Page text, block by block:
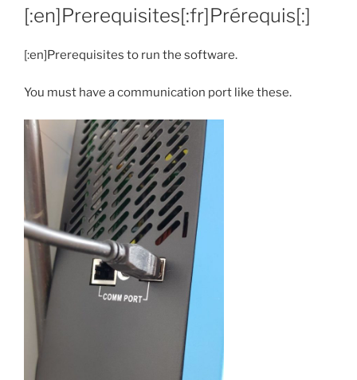
LE
[:en]Prerequisites[:fr]Prérequis[:]
[:en]Prerequisites to run the software.
You must have a communication port like these.